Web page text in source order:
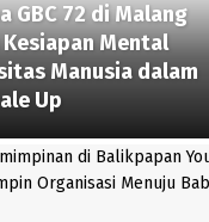
GBC 72 di Malang
Mental
Manusia dalam
Up